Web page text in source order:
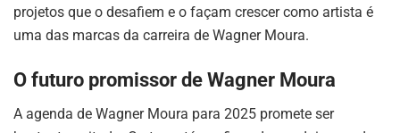
projetos que o desafiem e o façam crescer como artista é
uma das marcas da carreira de Wagner Moura.
O futuro promissor de Wagner Moura
A agenda de Wagner Moura para 2025 promete ser